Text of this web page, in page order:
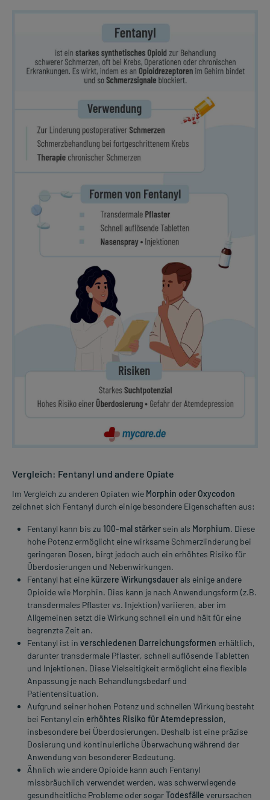
Vergleich: Fentanyl und andere Opiate
Im Vergleich zu anderen Opiaten wie Morphin oder Oxycodon
zeichnet sich Fentanyl durch einige besondere Eigenschaften aus:
Fentanyl kann bis zu 100-mal stärker sein als Morphium. Diese
hohe Potenz ermöglicht eine wirksame Schmerzlinderung bei
geringeren Dosen, birgt jedoch auch ein erhöhtes Risiko für
Überdosierungen und Nebenwirkungen.
Fentanyl hat eine kürzere Wirkungsdauerals einige andere
Opioide wie Morphin. Dies kann je nach Anwendungsform (z.B.
transdermales Pflaster vs. Injektion) variieren, aber im
Allgemeinen setzt die Wirkung schnell ein und hält für eine
begrenzte Zeit an.
Fentanyl ist in verschiedenen Darreichungsformen erhältlich,
darunter transdermale Pflaster, schnell auflösende Tabletten
und Injektionen. Diese Vielseitigkeit ermöglicht eine flexible
Anpassung je nach Behandlungsbedarf und
Patientensituation.
Aufgrund seiner hohen Potenz und schnellen Wirkung besteht
bei Fentanyl ein erhöhtes Risiko für Atemdepression,
insbesondere bei Überdosierungen. Deshalb ist eine präzise
Dosierung und kontinuierliche Überwachung während der
Anwendung von besonderer Bedeutung.
Ähnlich wie andere Opioide kann auch Fentanyl
missbräuchlich verwendet werden, was schwerwiegende
gesundheitliche Probleme oder sogarTodesfälle verursachen